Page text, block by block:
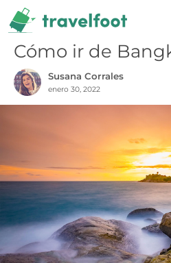
Saltar
al
contenido
Cómo ir de
Susana Corrales
enero 30, 2022